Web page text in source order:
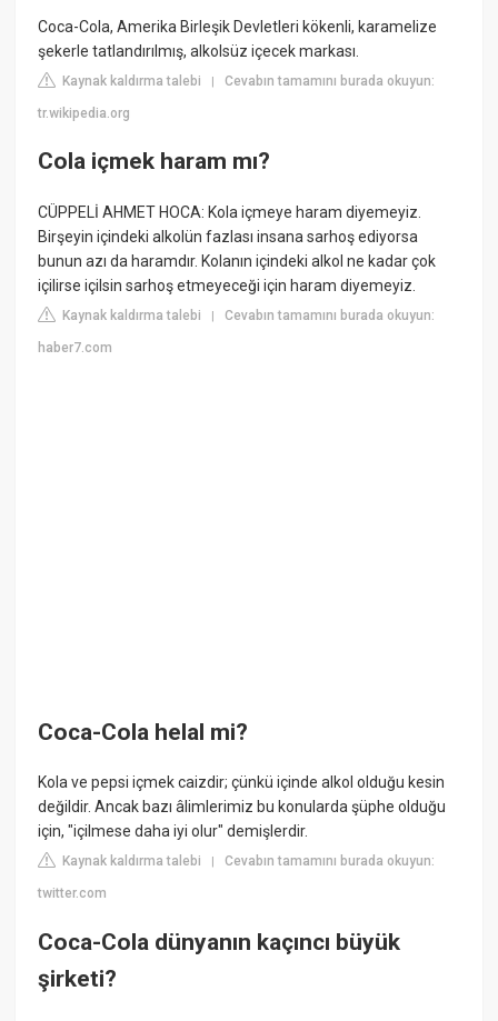
Coca-Cola, Amerika Birleşik Devletleri kökenli, karamelize
şekerle tatlandırılmış, alkolsüz içecek markası.
Kaynak kaldırma talebi |Cevabın tamamını burada okuyun:
tr.wikipedia.org
Cola içmek haram mı?
CÜPPELİ AHMET HOCA: Kola içmeye haram diyemeyiz.
Birşeyin içindeki alkolün fazlası insana sarhoş ediyorsa
bunun azı da haramdır. Kolanın içindeki alkol ne kadar çok
içilirse içilsin sarhoş etmeyeceği için haram diyemeyiz.
Kaynak kaldırma talebi |Cevabın tamamını burada okuyun:
haber7.com
Coca-Cola helal mi?
Kola ve pepsi içmek caizdir; çünkü içinde alkol olduğu kesin
değildir. Ancak bazı âlimlerimiz bu konularda şüphe olduğu
için, "içilmese daha iyi olur" demişlerdir.
Kaynak kaldırma talebi |Cevabın tamamını burada okuyun:
twitter.com
Coca-Cola dünyanın kaçıncı büyük
şirketi?